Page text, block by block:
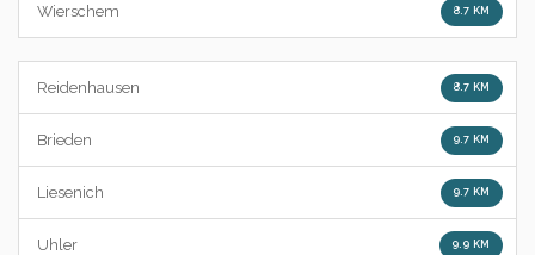
Wierschem 8.7 KM
Reidenhausen 8.7 KM
Brieden 9.7 KM
Liesenich 9.7 KM
Uhler 9.9 KM